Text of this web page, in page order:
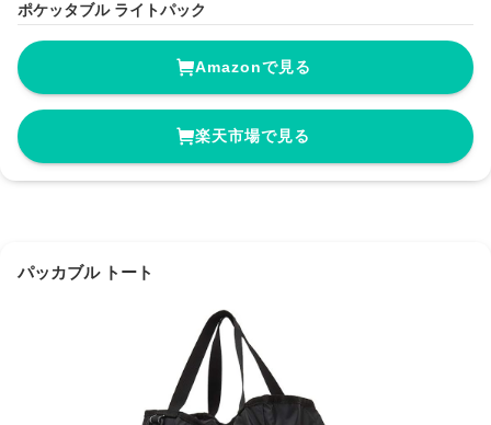
ポケッタブル ライトパック
Amazonで見る
楽天市場で見る
パッカブル トート